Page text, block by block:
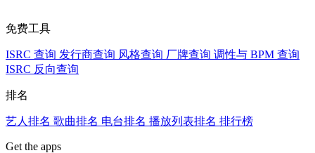
免费工具
ISRC 查询 发行商查询 风格查询 厂牌查询 调性与 BPM 查询
ISRC 反向查询
排名
艺人排名 歌曲排名 电台排名 播放列表排名 排行榜
Get the apps